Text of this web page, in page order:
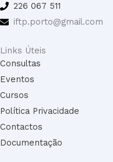
226 067 511
iftp.porto@gmail.com
Links Úteis
Consultas
Eventos
Cursos
Política Privacidade
Contactos
Documentação